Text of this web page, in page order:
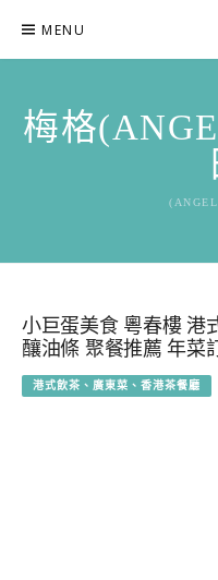
content
MENU
梅格
小巨蛋美食 粵春樓 港
釀油條 聚餐推薦 年菜
港式飲茶、廣東菜、香港茶餐廳